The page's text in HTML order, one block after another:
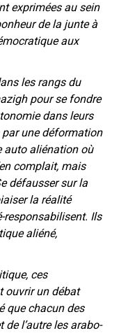
exprimées au sein
de la junte à
aux
les rangs du
pour se fondre
dans leurs
une déformation
auto aliénation où
complait, mais
défausser sur la
la réalité
responsabilisent. Ils
aliéné,
ces
ouvrir un débat
que chacun des
l’autre les arabo-